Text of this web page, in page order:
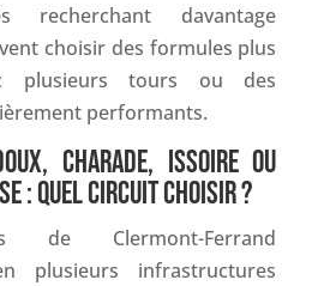
recherchant davantage
choisir des formules plus
plusieurs tours ou des
performants.
CHARADE, ISSOIRE OU
: QUEL CIRCUIT CHOISIR ?
de Clermont-Ferrand
plusieurs infrastructures